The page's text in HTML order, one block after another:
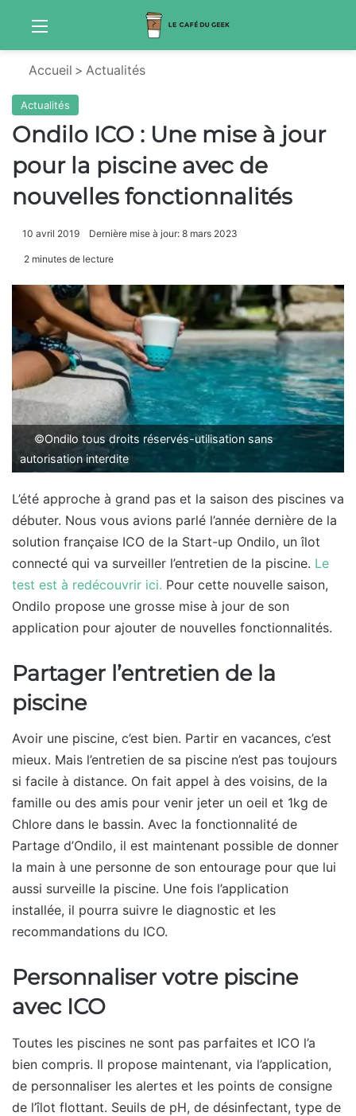
Menu
Accueil > Actualités
Actualités
Ondilo ICO : Une mise à jour
pour la piscine avec de
nouvelles fonctionnalités
10 avril 2019 Dernière mise à jour: 8 mars 2023
2 minutes de lecture
©Ondilo tous droits réservés-utilisation sans
autorisation interdite
L’été approche à grand pas et la saison des piscines va
débuter. Nous vous avions parlé l’année dernière de la
solution française ICO de la Start-up Ondilo, un îlot
connecté qui va surveiller l’entretien de la piscine. Le
test est à redécouvrir ici. Pour cette nouvelle saison,
Ondilo propose une grosse mise à jour de son
application pour ajouter de nouvelles fonctionnalités.
Partager l’entretien de la
piscine
Avoir une piscine, c’est bien. Partir en vacances, c’est
mieux. Mais l’entretien de sa piscine n’est pas toujours
si facile à distance. On fait appel à des voisins, de la
famille ou des amis pour venir jeter un oeil et 1kg de
Chlore dans le bassin. Avec la fonctionnalité de
Partage d’Ondilo, il est maintenant possible de donner
la main à une personne de son entourage pour que lui
aussi surveille la piscine. Une fois l’application
installée, il pourra suivre le diagnostic et les
recommandations du ICO.
Personnaliser votre piscine
avec ICO
Toutes les piscines ne sont pas parfaites et ICO l’a
bien compris. Il propose maintenant, via l’application,
de personnaliser les alertes et les points de consigne
de l’îlot flottant. Seuils de pH, de désinfectant, type de